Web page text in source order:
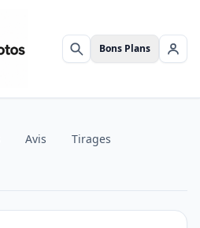
Rechercher
Bons Plans Se
Avis Tirages